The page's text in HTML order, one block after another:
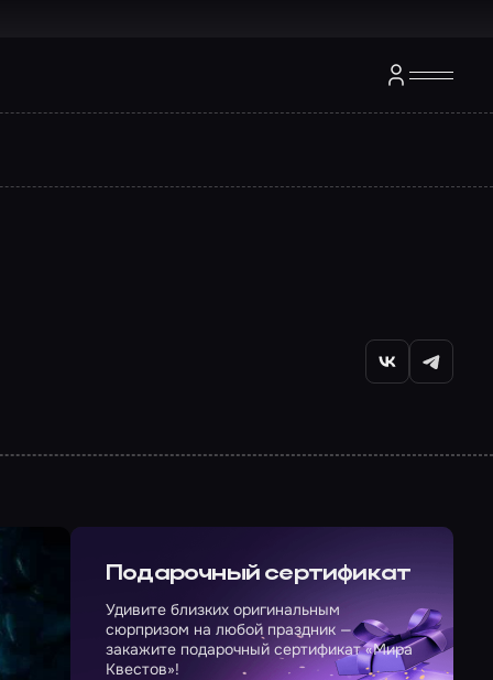
Подарочный сертификат
Удивите близких оригинальным
сюрпризом на любой праздник —
закажите подарочный сертификат «Мира
Квестов»!